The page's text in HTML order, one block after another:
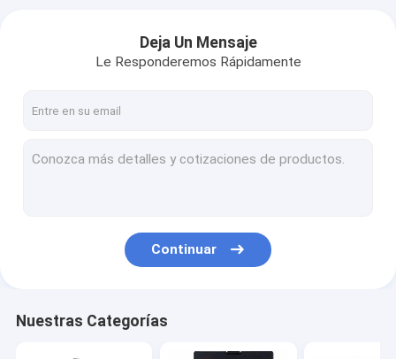
Deja Un Mensaje
Le Responderemos Rápidamente
Continuar
Nuestras Categorías